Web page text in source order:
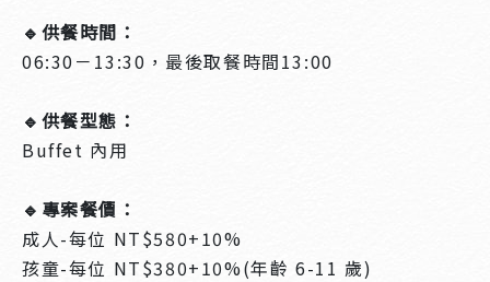
🔹供餐時間：
06:30－13:30，最後取餐時間13:00
🔹供餐型態：
Buffet 內用
🔹專案餐價：
成人-每位 NT$580+10%
孩童-每位 NT$380+10%(年齡 6-11 歲)